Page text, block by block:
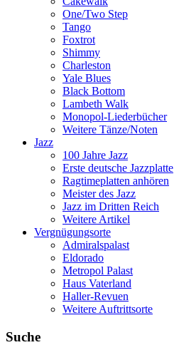
One/Two Step
Tango
Foxtrot
Shimmy
Charleston
Yale Blues
Black Bottom
Lambeth Walk
Monopol-Liederbücher
Weitere Tänze/Noten
Jazz
100 Jahre Jazz
Erste deutsche Jazzplatte
Ragtimeplatten anhören
Meister des Jazz
Jazz im Dritten Reich
Weitere Artikel
Vergnügungsorte
Admiralspalast
Eldorado
Metropol Palast
Haus Vaterland
Haller-Revuen
Weitere Auftrittsorte
Suche